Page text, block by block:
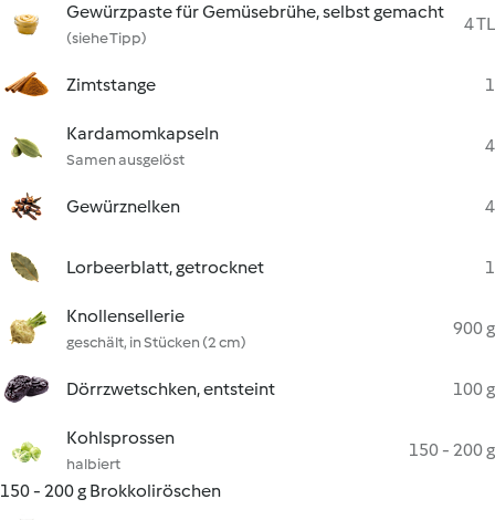
Gewürzpaste für Gemüsebrühe, selbst gemacht
(siehe Tipp)
4 TL
Zimtstange 1
Kardamomkapseln
Samen ausgelöst
4
Gewürznelken 4
Lorbeerblatt, getrocknet 1
Knollensellerie
geschält, in Stücken (2 cm)
900 g
Dörrzwetschken, entsteint 100 g
Kohlsprossen
halbiert
150 - 200 g
150 - 200 g Brokkoliröschen